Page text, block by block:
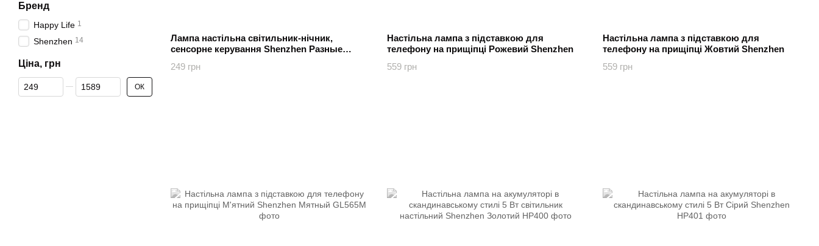
Лампа настільна світильник-нічник,
сенсорне керування Shenzhen Разные
249 грн
Настільна лампа з підставкою для
телефону на прищіпці Рожевий Shenzhen
559 грн
Настільна лампа з підставкою для
телефону на прищіпці Жовтий Shenzhen
559 грн
Бренд
Happy Life 1
Shenzhen 14
Ціна, грн
Від Ціна, грн
До Ціна, грн ОК